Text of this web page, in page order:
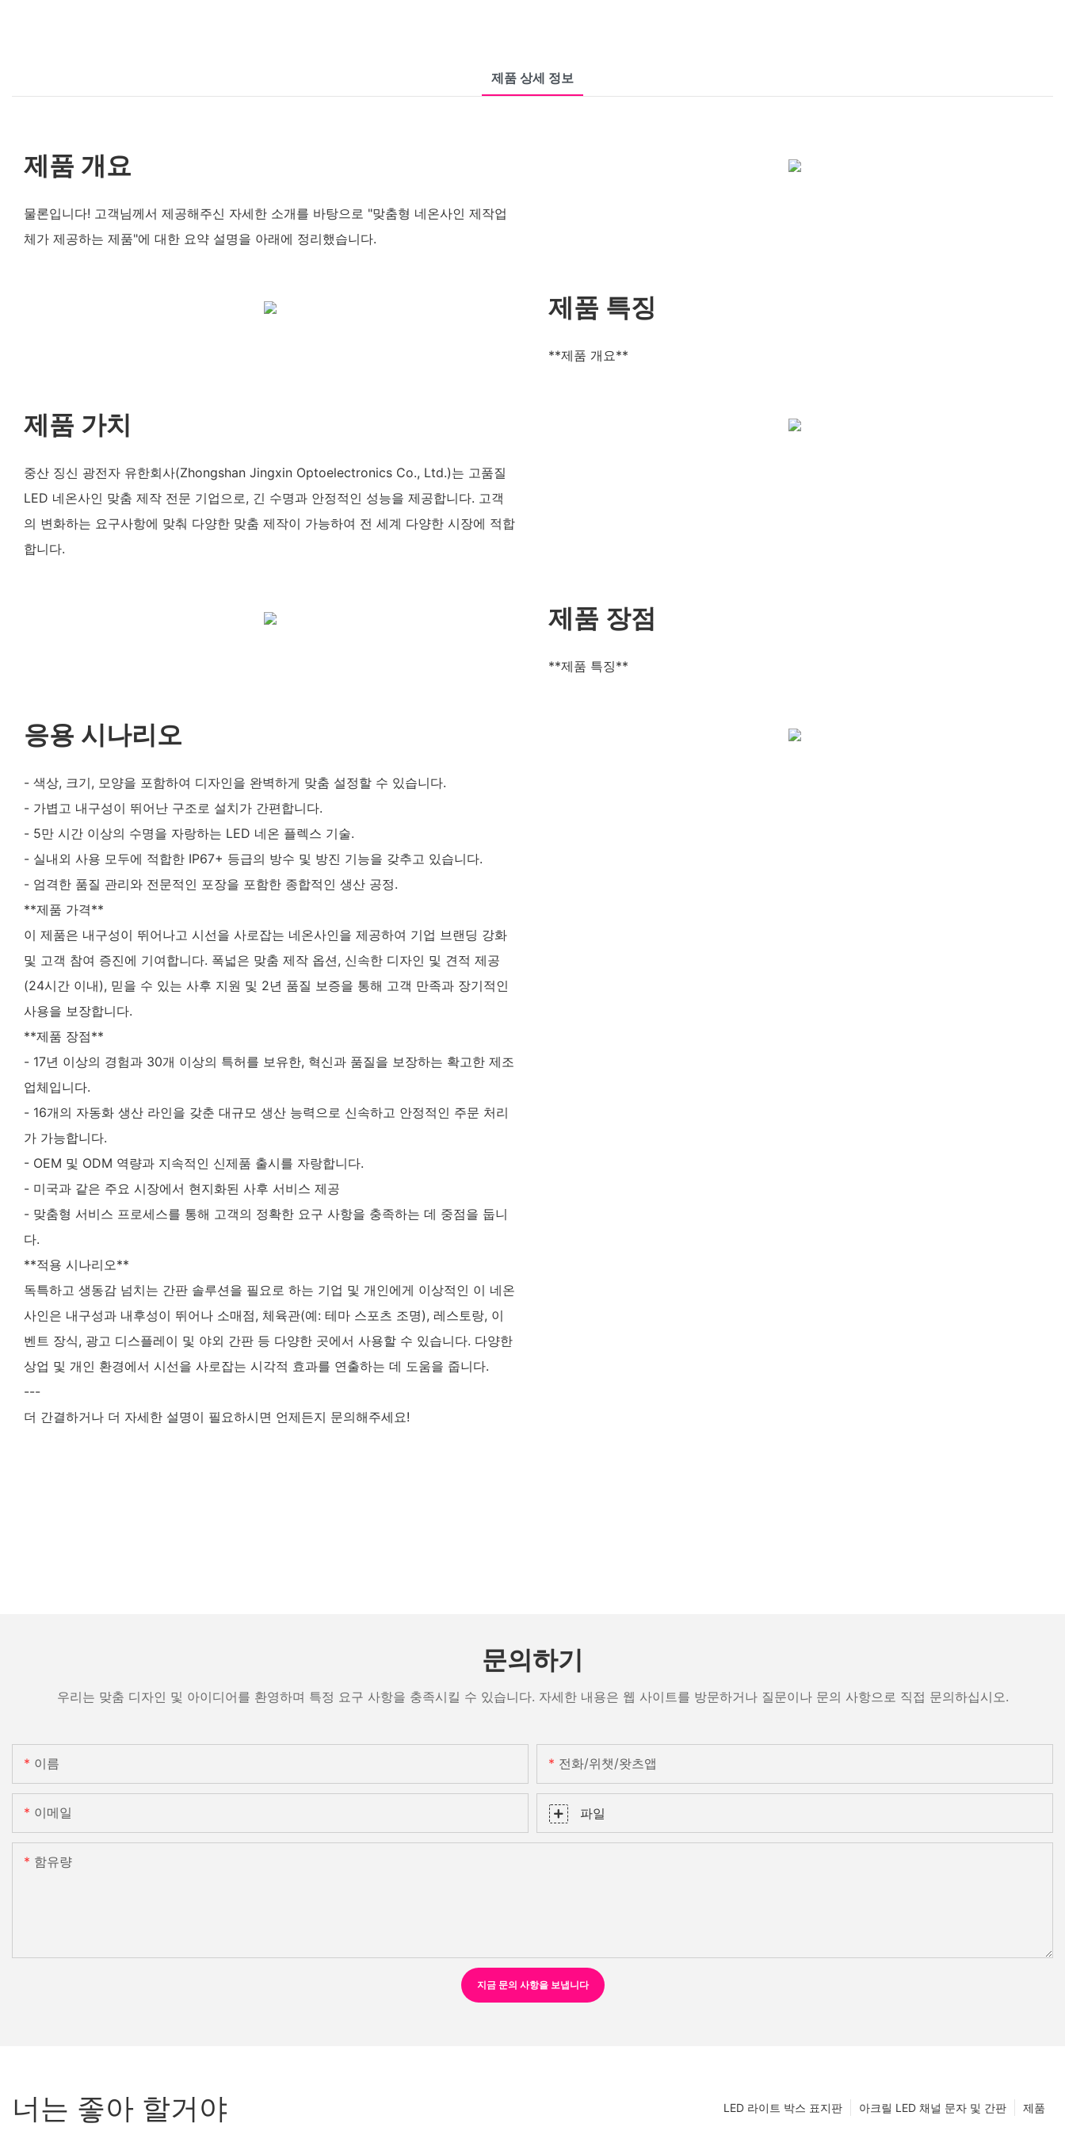
제품 상세 정보
제품 개요
물론입니다! 고객님께서 제공해주신 자세한 소개를 바탕으로 "맞춤형 네온사인 제작업
체가 제공하는 제품"에 대한 요약 설명을 아래에 정리했습니다.
제품 특징
**제품 개요**
제품 가치
중산 징신 광전자 유한회사(Zhongshan Jingxin Optoelectronics Co., Ltd.)는 고품질
LED 네온사인 맞춤 제작 전문 기업으로, 긴 수명과 안정적인 성능을 제공합니다. 고객
의 변화하는 요구사항에 맞춰 다양한 맞춤 제작이 가능하여 전 세계 다양한 시장에 적합
합니다.
제품 장점
**제품 특징**
응용 시나리오
- 색상, 크기, 모양을 포함하여 디자인을 완벽하게 맞춤 설정할 수 있습니다.
- 가볍고 내구성이 뛰어난 구조로 설치가 간편합니다.
- 5만 시간 이상의 수명을 자랑하는 LED 네온 플렉스 기술.
- 실내외 사용 모두에 적합한 IP67+ 등급의 방수 및 방진 기능을 갖추고 있습니다.
- 엄격한 품질 관리와 전문적인 포장을 포함한 종합적인 생산 공정.
**제품 가격**
이 제품은 내구성이 뛰어나고 시선을 사로잡는 네온사인을 제공하여 기업 브랜딩 강화
및 고객 참여 증진에 기여합니다. 폭넓은 맞춤 제작 옵션, 신속한 디자인 및 견적 제공
(24시간 이내), 믿을 수 있는 사후 지원 및 2년 품질 보증을 통해 고객 만족과 장기적인
사용을 보장합니다.
**제품 장점**
- 17년 이상의 경험과 30개 이상의 특허를 보유한, 혁신과 품질을 보장하는 확고한 제조
업체입니다.
- 16개의 자동화 생산 라인을 갖춘 대규모 생산 능력으로 신속하고 안정적인 주문 처리
가 가능합니다.
- OEM 및 ODM 역량과 지속적인 신제품 출시를 자랑합니다.
- 미국과 같은 주요 시장에서 현지화된 사후 서비스 제공
- 맞춤형 서비스 프로세스를 통해 고객의 정확한 요구 사항을 충족하는 데 중점을 둡니
다.
**적용 시나리오**
독특하고 생동감 넘치는 간판 솔루션을 필요로 하는 기업 및 개인에게 이상적인 이 네온
사인은 내구성과 내후성이 뛰어나 소매점, 체육관(예: 테마 스포츠 조명), 레스토랑, 이
벤트 장식, 광고 디스플레이 및 야외 간판 등 다양한 곳에서 사용할 수 있습니다. 다양한
상업 및 개인 환경에서 시선을 사로잡는 시각적 효과를 연출하는 데 도움을 줍니다.
---
더 간결하거나 더 자세한 설명이 필요하시면 언제든지 문의해주세요!
문의하기
우리는 맞춤 디자인 및 아이디어를 환영하며 특정 요구 사항을 충족시킬 수 있습니다. 자세한 내용은 웹 사이트를 방문하거나 질문이나 문의 사항으로 직접 문의하십시오.
이름 전화/위챗/왓츠앱
이메일 파일
함유량
지금 문의 사항을 보냅니다
너는 좋아 할거야 제품
아크릴 LED 채널 문자 및 간판
LED 라이트 박스 표지판